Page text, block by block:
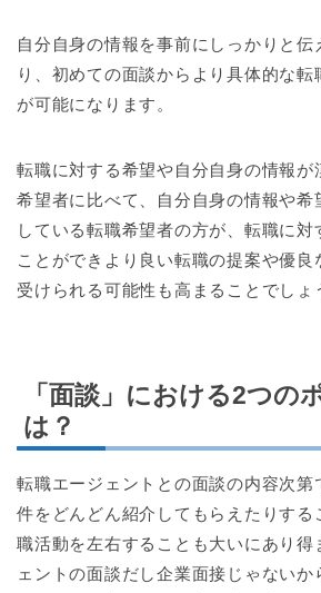
自分自身の情報を事前にしっかりと伝
り、初めての面談からより具体的な転
が可能になります。
転職に対する希望や自分自身の情報が
希望者に比べて、自分自身の情報や希
している転職希望者の方が、転職に対
ことができより良い転職の提案や優
受けられる可能性も高まることでしょ
「面談」における2つの
は？
転職エージェントとの面談の内容次第
件をどんどん紹介してもらえたりする
職活動を左右することも大いにあり得
ェントの面談だし企業面接じゃない